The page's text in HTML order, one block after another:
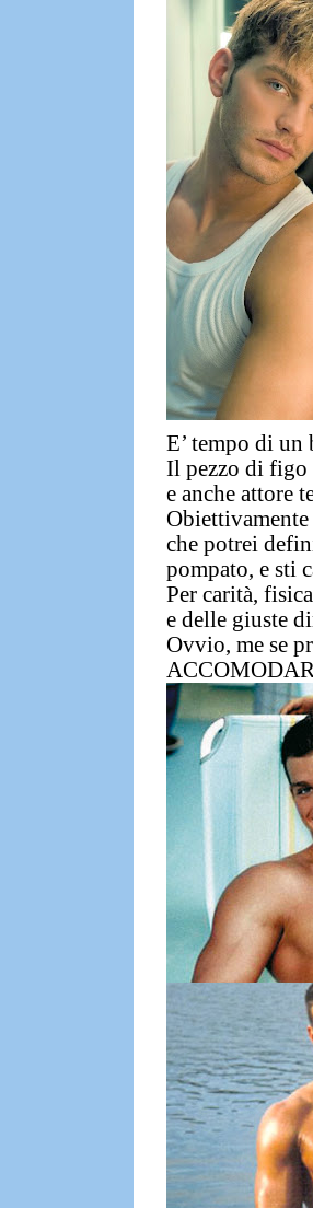
E’ tempo di
Il pezzo di figo
e anche attore
Obiettivamente
che potrei
pompato, e sti
Per carità,
e delle giuste
Ovvio, me se